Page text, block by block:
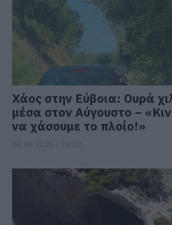
Χάος στην Εύβοια: Ουρά
μέσα στον Αύγουστο –
να χάσουμε το πλοίο!»